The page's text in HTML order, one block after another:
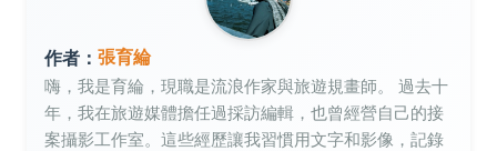
作者： 張育綸
嗨，我是育綸，現職是流浪作家與旅遊規畫師。 過去十
年，我在旅遊媒體擔任過採訪編輯，也曾經營自己的接
案攝影工作室。這些經歷讓我習慣用文字和影像，記錄